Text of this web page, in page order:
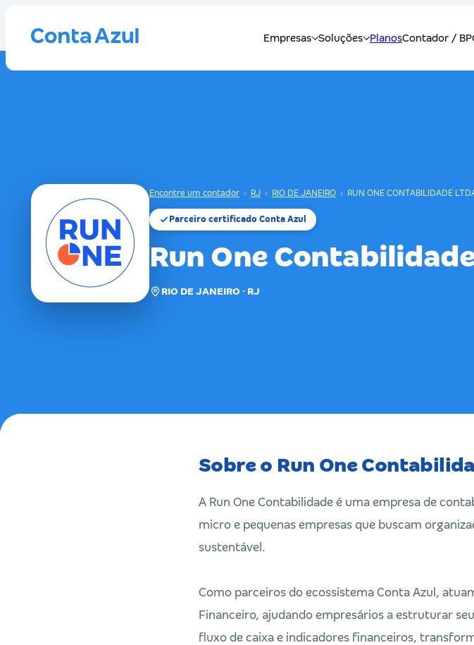
Encontre um contador › RJ › RIO DE JANEIRO › RUN ONE CONTABILIDADE
Parceiro certificado Conta Azul
Run One
RIO DE JANEIRO · RJ
Sobre o Run One
A Run One Contabilidade é uma empresa de
micro e pequenas empresas que buscam
sustentável.
Como parceiros do ecossistema Conta Azul,
Financeiro, ajudando empresários a estruturar
fluxo de caixa e indicadores financeiros,